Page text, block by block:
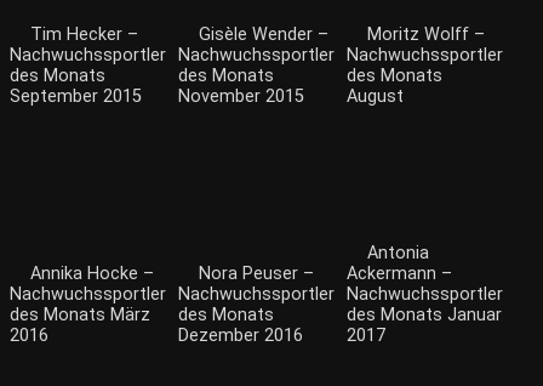
Tim Hecker –
Nachwuchssportler
des Monats
September 2015
Gisèle Wender –
Nachwuchssportler
des Monats
November 2015
Moritz Wolff –
Nachwuchssportler
des Monats
August
Annika Hocke –
Nachwuchssportler
des Monats März
2016
Nora Peuser –
Nachwuchssportler
des Monats
Dezember 2016
Antonia
Ackermann –
Nachwuchssportler
des Monats Januar
2017